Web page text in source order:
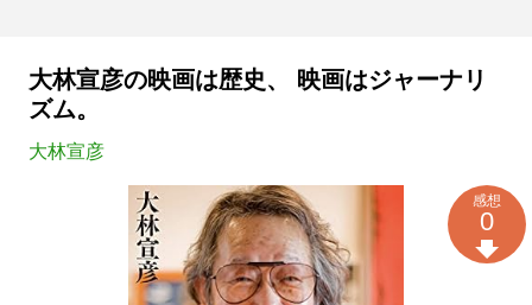
大林宣彦の映画は歴史、 映画はジャーナリ
ズム。
大林宣彦
感想
0